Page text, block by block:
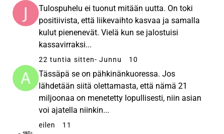
tuoteportfolio kattaa kaikki teleoperaattoreiden
keskeiset liiketoiminnan hallintajärjestelmät ja
niiden elinkaarten vaiheet. Yleisesti ratkaisujen
päätoiminnallisuuksiin kuuluu esimerkiksi tuotteen,
liittyvät ratkaisut. Tecnotreen pääkonttori sijaitsee
Espoossa. Tämän lisäksi yhtiöllä on yhteensä
kymmenen tuotekehitys- ja myyntikonttoria viidellä
eri mantereella.
Tulospuhelu ei tuonut mitään uutta. On toki
positiivista, että liikevaihto kasvaa ja samalla
kulut pienenevät. Vielä kun se jalostuisi
kassavirraksi...
22 tuntia sitten- Junnu 10
Tässäpä se on pähkinänkuoressa. Jos
lähdetään siitä olettamasta, että nämä 21
miljoonaa on menetetty lopullisesti, niin asian
voi ajatella niinkin...
eilen 11